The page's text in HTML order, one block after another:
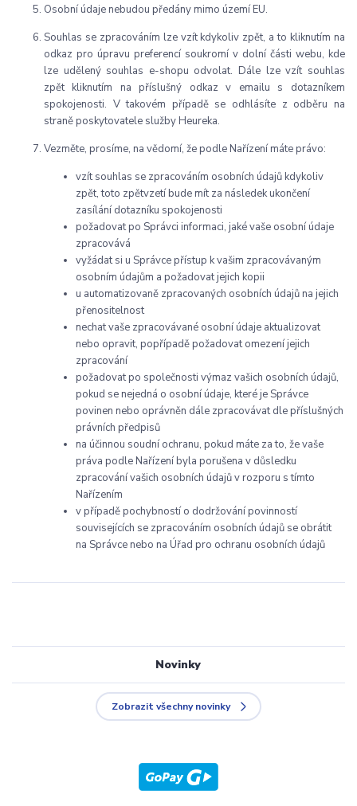
Novinky
Zobrazit všechny novinky
Osobní údaje nebudou předány mimo území EU.
Souhlas se zpracováním lze vzít kdykoliv zpět, a to kliknutím na
odkaz pro úpravu preferencí soukromí v dolní části webu, kde
lze udělený souhlas e-shopu odvolat. Dále lze vzít souhlas
zpět kliknutím na příslušný odkaz v emailu s dotazníkem
spokojenosti. V takovém případě se odhlásíte z odběru na
straně poskytovatele služby Heureka.
Vezměte, prosíme, na vědomí, že podle Nařízení máte právo:
vzít souhlas se zpracováním osobních údajů kdykoliv
zpět, toto zpětvzetí bude mít za následek ukončení
zasílání dotazníku spokojenosti
požadovat po Správci informaci, jaké vaše osobní údaje
zpracovává
vyžádat si u Správce přístup k vašim zpracovávaným
osobním údajům a požadovat jejich kopii
u automatizovaně zpracovaných osobních údajů na jejich
přenositelnost
nechat vaše zpracovávané osobní údaje aktualizovat
nebo opravit, popřípadě požadovat omezení jejich
zpracování
požadovat po společnosti výmaz vašich osobních údajů,
pokud se nejedná o osobní údaje, které je Správce
povinen nebo oprávněn dále zpracovávat dle příslušných
právních předpisů
na účinnou soudní ochranu, pokud máte za to, že vaše
práva podle Nařízení byla porušena v důsledku
zpracování vašich osobních údajů v rozporu s tímto
Nařízením
v případě pochybností o dodržování povinností
souvisejících se zpracováním osobních údajů se obrátit
na Správce nebo na Úřad pro ochranu osobních údajů